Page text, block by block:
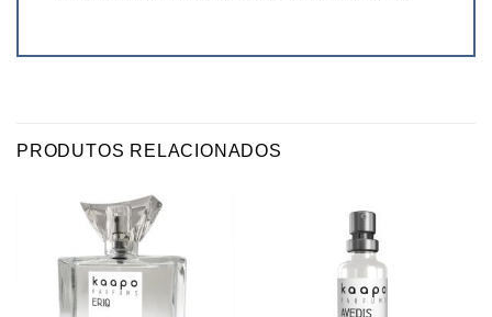
PRODUTOS RELACIONADOS